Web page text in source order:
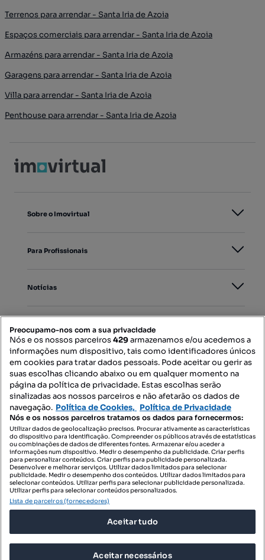
Terrenos para arrendar - Santa Iria de Azoia
Espaços comerciais para arrendar - Santa Iria de Azoia
Armazéns para arrendar - Santa Iria de Azoia
Garagens para arrendar - Santa Iria de Azoia
Villa para arrendar - Santa Iria de Azoia
Penthouse para arrendar - Santa Iria de Azoia
Sobre o Imovirtual
Para Profissionais
Notícias
Mapa do Site
Contacte-nos
SIGA-NOS:
DESCARREGAR NA:
© 2026 Imovirtual.com, OLX Portugal, S.A.
Preocupamo-nos com a sua privacidade
Nós e os nossos parceiros429armazenamos e/ou acedemos a
informações num dispositivo, tais como identificadores únicos
em cookies para tratar dados pessoais. Pode aceitar ou gerir as
suas escolhas clicando abaixo ou em qualquer momento na
página da política de privacidade. Estas escolhas serão
sinalizadas aos nossos parceiros e não afetarão os dados de
navegação. Política de Cookies, Política de Privacidade
Nós e os nossos parceiros tratamos os dados para fornecermos:
Utilizar dados de geolocalização precisos. Procurar ativamente as características
do dispositivo para identificação. Compreender os públicos através de estatísticas
ou combinações de dados de diferentes fontes. Armazenar e/ou aceder a
informações num dispositivo. Medir o desempenho da publicidade. Criar perfis
para personalizar conteúdos. Criar perfis para publicidade personalizada.
Desenvolver e melhorar serviços. Utilizar dados limitados para selecionar
publicidade. Medir o desempenho dos conteúdos. Utilizar dados limitados para
selecionar conteúdos. Utilizar perfis para selecionar publicidade personalizada.
Utilizar perfis para selecionar conteúdos personalizados.
Lista de parceiros (fornecedores)
Aceitar tudo
Aceitar necessários